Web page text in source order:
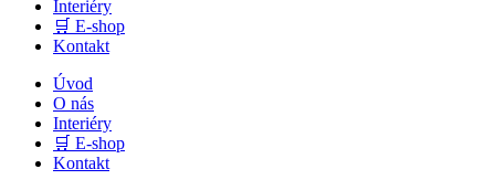
Interiéry
🛒 E-shop
Kontakt
Úvod
O nás
Interiéry
🛒 E-shop
Kontakt